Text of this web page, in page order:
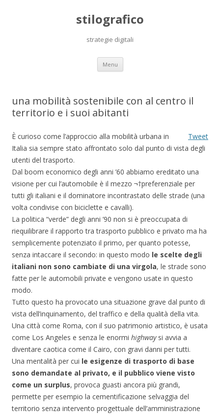
stilografico
strategie digitali
Menu Skip
content
una mobilità sostenibile con al centro il
territorio e i suoi abitanti
Tweet
È curioso come l’approccio alla mobilità urbana in
Italia sia sempre stato affrontato solo dal punto di vista degli
utenti del trasporto.
Dal boom economico degli anni ’60 abbiamo ereditato una
visione per cui l’automobile è il mezzo ¬†preferenziale per
tutti gli italiani e il dominatore incontrastato delle strade (una
volta condivise con biciclette e cavalli).
La politica “verde” degli anni ’90 non si è preoccupata di
riequilibrare il rapporto tra trasporto pubblico e privato ma ha
semplicemente potenziato il primo, per quanto potesse,
senza intaccare il secondo: in questo modo le scelte degli
italiani non sono cambiate di una virgola, le strade sono
fatte per le automobili private e vengono usate in questo
modo.
Tutto questo ha provocato una situazione grave dal punto di
vista dell’inquinamento, del traffico e della qualità della vita.
Una città come Roma, con il suo patrimonio artistico, è usata
come Los Angeles e senza le enormi highwaysi avvia a
diventare caotica come il Cairo, con gravi danni per tutti.
Una mentalità per cui le esigenze di trasporto di base
sono demandate al privato, e il pubblico viene visto
come un surplus, provoca guasti ancora più grandi,
permette per esempio la cementificazione selvaggia del
territorio senza intervento progettuale dell’amministrazione